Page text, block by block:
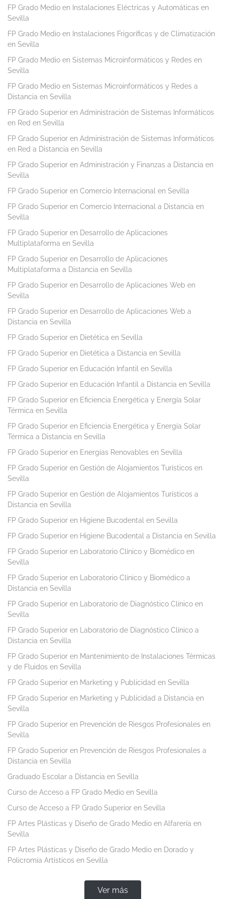
FP Grado Medio en Instalaciones Eléctricas y Automáticas en
Sevilla
FP Grado Medio en Instalaciones Frigoríficas y de Climatización
en Sevilla
FP Grado Medio en Sistemas Microinformáticos y Redes en
Sevilla
FP Grado Medio en Sistemas Microinformáticos y Redes a
Distancia en Sevilla
FP Grado Superior en Administración de Sistemas Informáticos
en Red en Sevilla
FP Grado Superior en Administración de Sistemas Informáticos
en Red a Distancia en Sevilla
FP Grado Superior en Administración y Finanzas a Distancia en
Sevilla
FP Grado Superior en Comercio Internacional en Sevilla
FP Grado Superior en Comercio Internacional a Distancia en
Sevilla
FP Grado Superior en Desarrollo de Aplicaciones
Multiplataforma en Sevilla
FP Grado Superior en Desarrollo de Aplicaciones
Multiplataforma a Distancia en Sevilla
FP Grado Superior en Desarrollo de Aplicaciones Web en
Sevilla
FP Grado Superior en Desarrollo de Aplicaciones Web a
Distancia en Sevilla
FP Grado Superior en Dietética en Sevilla
FP Grado Superior en Dietética a Distancia en Sevilla
FP Grado Superior en Educación Infantil en Sevilla
FP Grado Superior en Educación Infantil a Distancia en Sevilla
FP Grado Superior en Eficiencia Energética y Energía Solar
Térmica en Sevilla
FP Grado Superior en Eficiencia Energética y Energía Solar
Térmica a Distancia en Sevilla
FP Grado Superior en Energías Renovables en Sevilla
FP Grado Superior en Gestión de Alojamientos Turísticos en
Sevilla
FP Grado Superior en Gestión de Alojamientos Turísticos a
Distancia en Sevilla
FP Grado Superior en Higiene Bucodental en Sevilla
FP Grado Superior en Higiene Bucodental a Distancia en Sevilla
FP Grado Superior en Laboratorio Clínico y Biomédico en
Sevilla
FP Grado Superior en Laboratorio Clínico y Biomédico a
Distancia en Sevilla
FP Grado Superior en Laboratorio de Diagnóstico Clínico en
Sevilla
FP Grado Superior en Laboratorio de Diagnóstico Clínico a
Distancia en Sevilla
FP Grado Superior en Mantenimiento de Instalaciones Térmicas
y de Fluidos en Sevilla
FP Grado Superior en Marketing y Publicidad en Sevilla
FP Grado Superior en Marketing y Publicidad a Distancia en
Sevilla
FP Grado Superior en Prevención de Riesgos Profesionales en
Sevilla
FP Grado Superior en Prevención de Riesgos Profesionales a
Distancia en Sevilla
Graduado Escolar a Distancia en Sevilla
Curso de Acceso a FP Grado Medio en Sevilla
Curso de Acceso a FP Grado Superior en Sevilla
FP Artes Plásticas y Diseño de Grado Medio en Alfarería en
Sevilla
FP Artes Plásticas y Diseño de Grado Medio en Dorado y
Policromía Artísticos en Sevilla
Ver más